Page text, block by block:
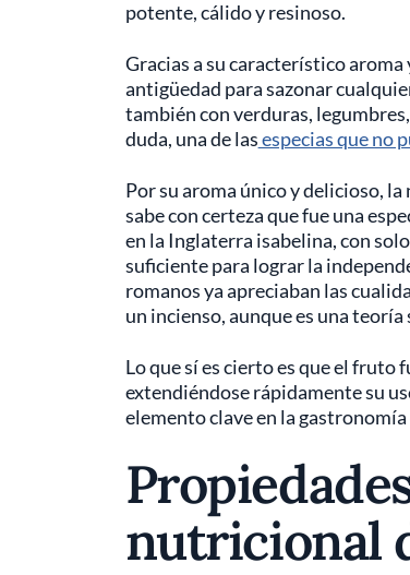
potente, cálido y resinoso.
Gracias a su característico aroma
antigüedad para sazonar
también con verduras,
duda, una de lasespecias que no
Por su aroma único y delicioso, la
sabe con certeza que fue una
en la Inglaterra isabelina, con
suficiente para lograr la
romanos ya apreciaban las
un incienso, aunque es una
Lo que sí es cierto es que el fruto
extendiéndose rápidamente su
elemento clave en la
nutricional